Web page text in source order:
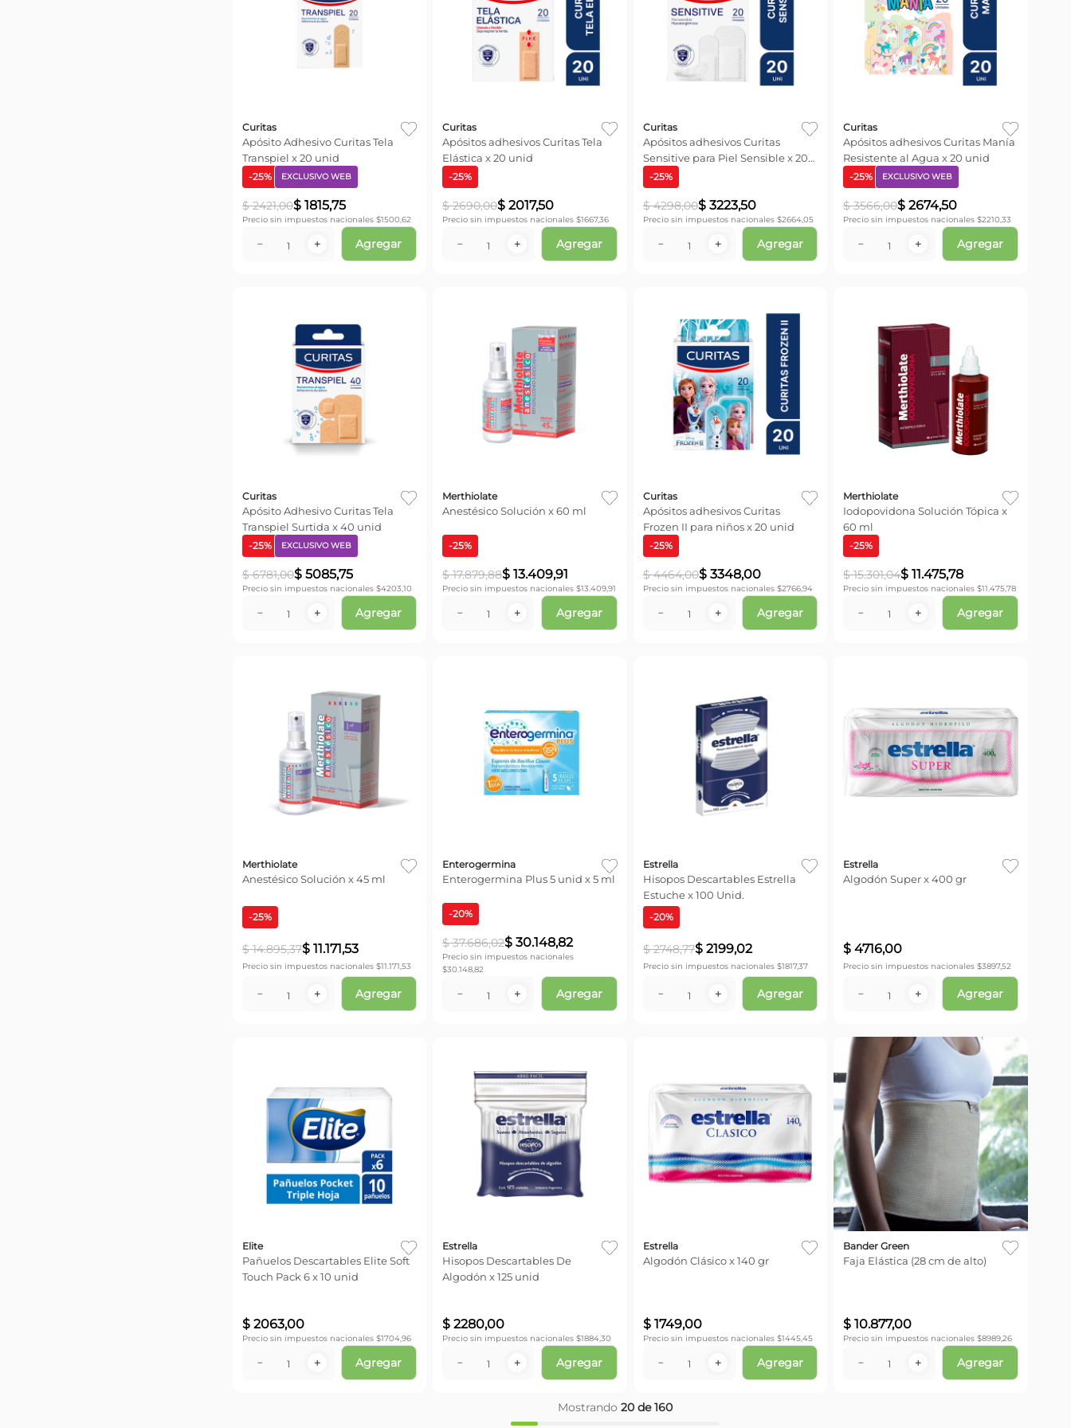
Curitas
Apósito Adhesivo Curitas Tela
Transpiel x 20 unid
-25% EXCLUSIVO WEB
$ 2421,00$ 1815,75
Precio sin impuestos nacionales $1500,62
＋
－ Agregar
Curitas
Apósitos adhesivos Curitas Tela
Elástica x 20 unid
-25%
$ 2690,00$ 2017,50
Precio sin impuestos nacionales $1667,36
＋
－ Agregar
Curitas
Apósitos adhesivos Curitas
Sensitive para Piel Sensible x 20
unid
-25%
$ 4298,00$ 3223,50
Precio sin impuestos nacionales $2664,05
＋
－ Agregar
Curitas
Apósitos adhesivos Curitas Manía
Resistente al Agua x 20 unid
-25% EXCLUSIVO WEB
$ 3566,00$ 2674,50
Precio sin impuestos nacionales $2210,33
＋
－ Agregar
Curitas
Apósito Adhesivo Curitas Tela
Transpiel Surtida x 40 unid
-25% EXCLUSIVO WEB
$ 6781,00$ 5085,75
Precio sin impuestos nacionales $4203,10
＋
－ Agregar
Merthiolate
Anestésico Solución x 60 ml
-25%
$ 17.879,88$ 13.409,91
Precio sin impuestos nacionales $13.409,91
＋
－ Agregar
Curitas
Apósitos adhesivos Curitas
Frozen II para niños x 20 unid
-25%
$ 4464,00$ 3348,00
Precio sin impuestos nacionales $2766,94
＋
－ Agregar
Merthiolate
Iodopovidona Solución Tópica x
60 ml
-25%
$ 15.301,04$ 11.475,78
Precio sin impuestos nacionales $11.475,78
＋
－ Agregar
Merthiolate
Anestésico Solución x 45 ml
-25%
$ 14.895,37$ 11.171,53
Precio sin impuestos nacionales $11.171,53
＋
－ Agregar
Enterogermina
Enterogermina Plus 5 unid x 5 ml
-20%
$ 37.686,02$ 30.148,82
Precio sin impuestos nacionales
$30.148,82
＋
－ Agregar
Estrella
Hisopos Descartables Estrella
Estuche x 100 Unid.
-20%
$ 2748,77$ 2199,02
Precio sin impuestos nacionales $1817,37
＋
－ Agregar
Estrella
Algodón Super x 400 gr
$ 4716,00
Precio sin impuestos nacionales $3897,52
＋
－ Agregar
Elite
Pañuelos Descartables Elite Soft
Touch Pack 6 x 10 unid
$ 2063,00
Precio sin impuestos nacionales $1704,96
＋
－ Agregar
Estrella
Hisopos Descartables De
Algodón x 125 unid
$ 2280,00
Precio sin impuestos nacionales $1884,30
＋
－ Agregar
Estrella
Algodón Clásico x 140 gr
$ 1749,00
Precio sin impuestos nacionales $1445,45
＋
－ Agregar
Bander Green
Faja Elástica (28 cm de alto)
$ 10.877,00
Precio sin impuestos nacionales $8989,26
＋
－ Agregar
Mostrando 20 de 160